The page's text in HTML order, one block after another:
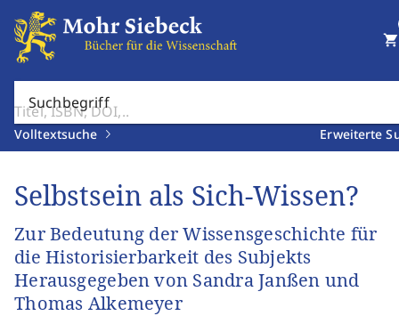
Suchbegriff
Volltextsuche Erweiterte
shopping_cart
Selbstsein als Sich-Wissen?
Zur Bedeutung der Wissensgeschichte für
die Historisierbarkeit des Subjekts
Herausgegeben von Sandra Janßen und
Thomas Alkemeyer